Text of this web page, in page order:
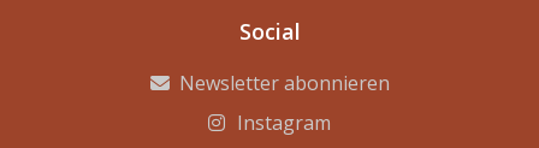
Social
Newsletter abonnieren
Instagram